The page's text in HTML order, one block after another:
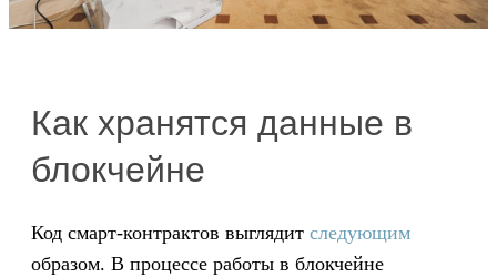
Как хранятся данные в
блокчейне
Код смарт-контрактов выглядит следующим
образом. В процессе работы в блокчейне